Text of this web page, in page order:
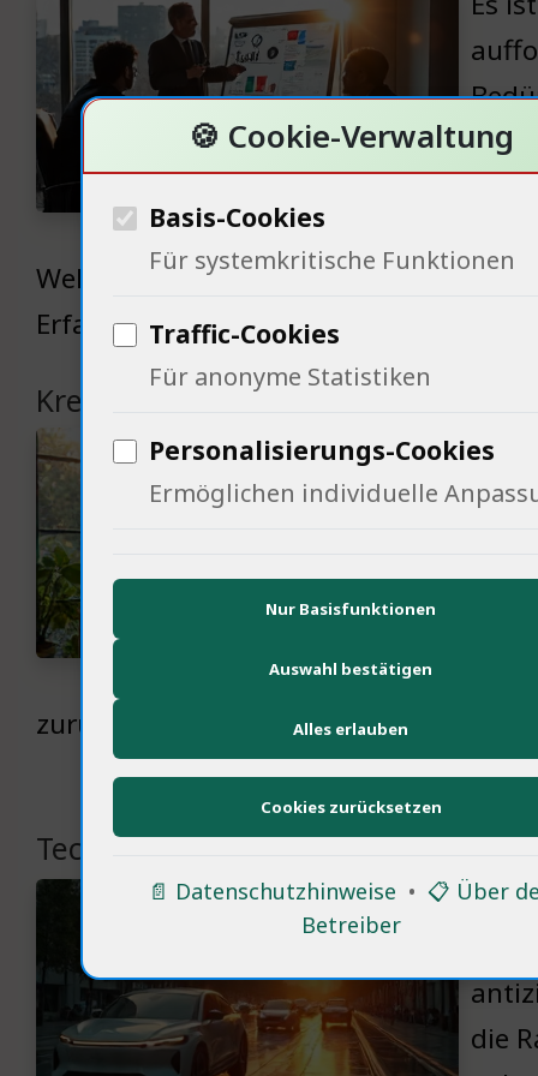
ist
Welche innovativen Ideen könnten die
Erfahrungen. Was hat ihn zu seinem
Kreativität als Schlüssel zur
zurück. Sie waren kritisch, aber auch
Technologie als
die
🍪 Cookie-Verwaltung
Basis-Cookies
Für systemkritische Funktionen
Traffic-Cookies
Für anonyme Statistiken
Personalisierungs-Cookies
Ermöglichen individuelle
Nur Basisfunktionen
Auswahl bestätigen
Alles erlauben
Cookies zurücksetzen
📄 Datenschutzhinweise • 📋 Über
Betreiber